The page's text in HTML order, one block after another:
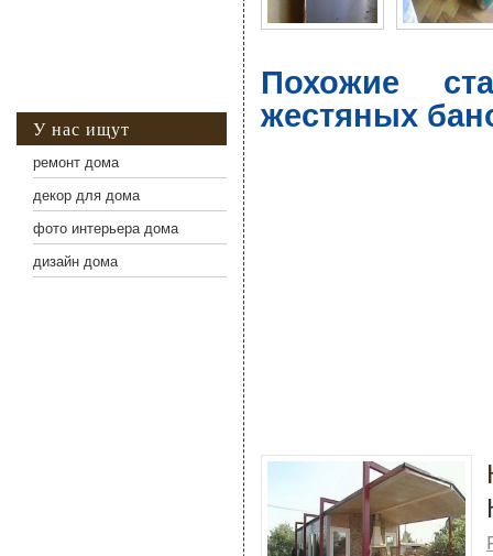
Похожие
жестяных
У нас ищут
ремонт дома
декор для дома
фото интерьера дома
дизайн дома